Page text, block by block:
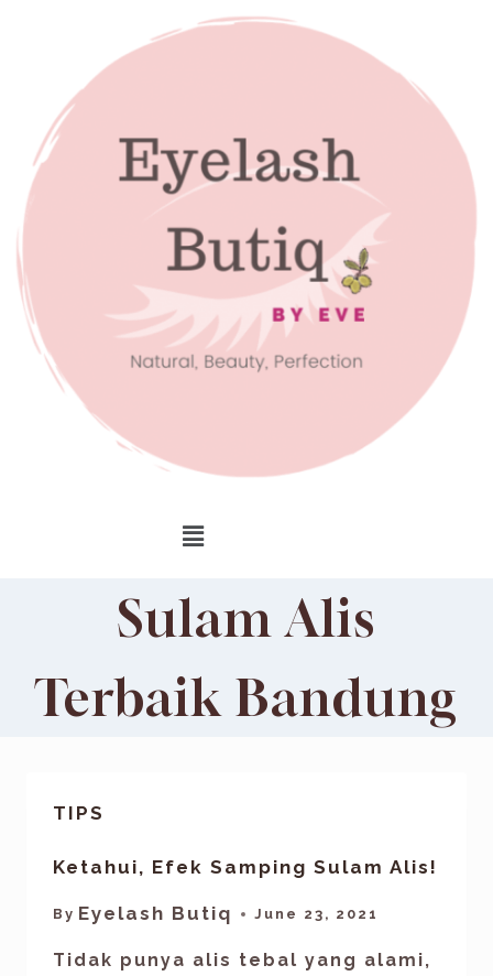
Sulam Alis
Terbaik Bandung
TIPS
Ketahui, Efek Samping Sulam Alis!
By Eyelash Butiq June 23, 2021
Tidak punya alis tebal yang alami,